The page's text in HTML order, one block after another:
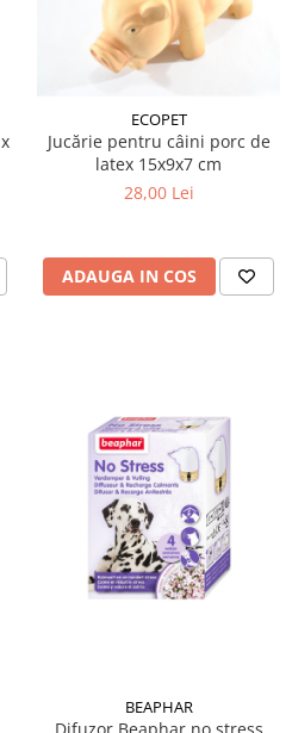
ECOPET
Jucărie pentru câini porc de
latex 15x9x7 cm
28,00 Lei
ADAUGA IN COS
BEAPHAR